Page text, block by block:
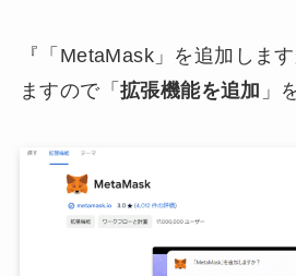
『「MetaMask」を追加しま
ますので「 拡張機能を追加 」